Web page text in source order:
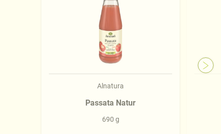
Alnatura
Passata Natur
690 g